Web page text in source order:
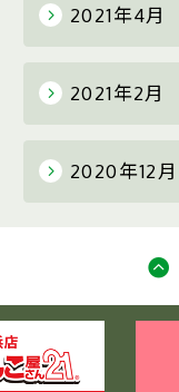
2021年4月
2021年2月
2020年12月